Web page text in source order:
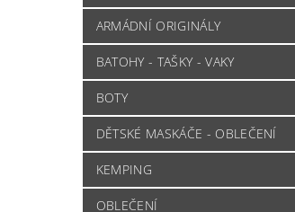
ARMÁDNÍ ORIGINÁLY
BATOHY - TAŠKY - VAKY
BOTY
DĚTSKÉ MASKÁČE - OBLEČENÍ
KEMPING
OBLEČENÍ